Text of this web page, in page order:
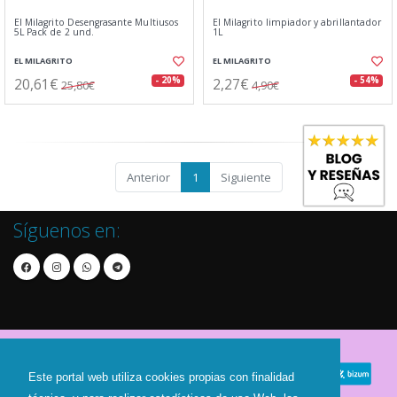
Este portal web utiliza cookies propias con finalidad
El Milagrito Desengrasante Multiusos
5L Pack de 2 und.
EL MILAGRITO
20,61€ 25,80€ - 20%
El Milagrito limpiador y abrillantador
1L
EL MILAGRITO
2,27€ 4,90€ - 54%
Anterior 1 Siguiente
Síguenos en: